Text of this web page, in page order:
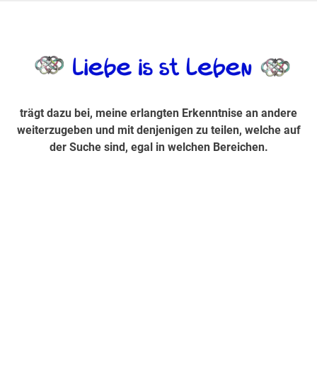
Suche sind, egal in welchen Bereichen.
trägt dazu bei, meine erlangten Erkenntnise an andere
weiterzugeben und mit denjenigen zu teilen, welche auf
der Suche sind, egal in welchen Bereichen.